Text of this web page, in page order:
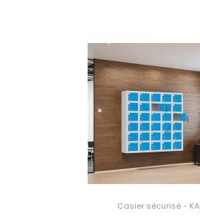
Casier sécurisé - KA